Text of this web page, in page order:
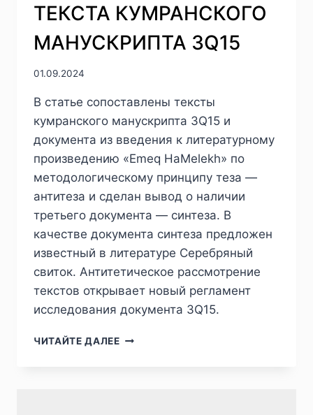
ТЕКСТА КУМРАНСКОГО
МАНУСКРИПТА 3Q15
01.09.2024
В статье сопоставлены тексты
кумранского манускрипта 3Q15 и
документа из введения к литературному
произведению «Emeq HaMelekh» по
методологическому принципу теза —
антитеза и сделан вывод о наличии
третьего документа — синтеза. В
качестве документа синтеза предложен
известный в литературе Серебряный
свиток. Антитетическое рассмотрение
текстов открывает новый регламент
исследования документа 3Q15.
ЧИТАЙТЕ ДАЛЕЕПИЖ